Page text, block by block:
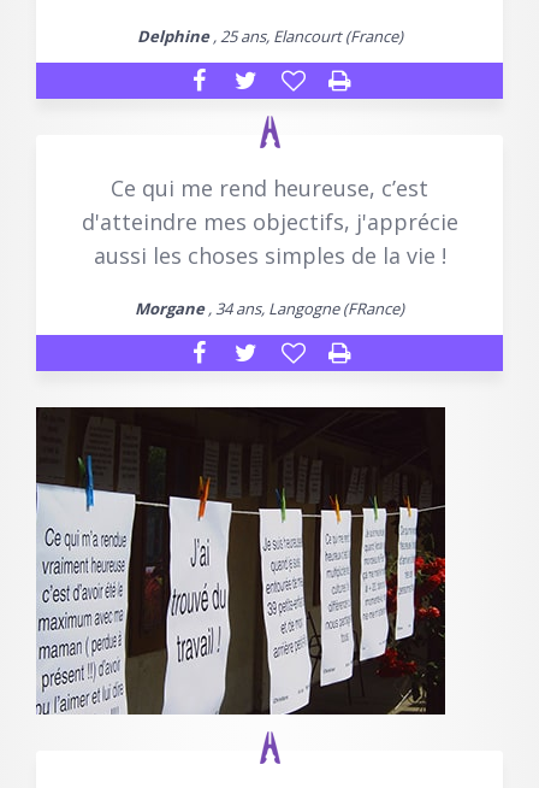
Delphine, 25 ans, Elancourt (France)
Ce qui me rend heureuse, c’est
d'atteindre mes objectifs, j'apprécie
aussi les choses simples de la vie !
Morgane, 34 ans, Langogne (FRance)